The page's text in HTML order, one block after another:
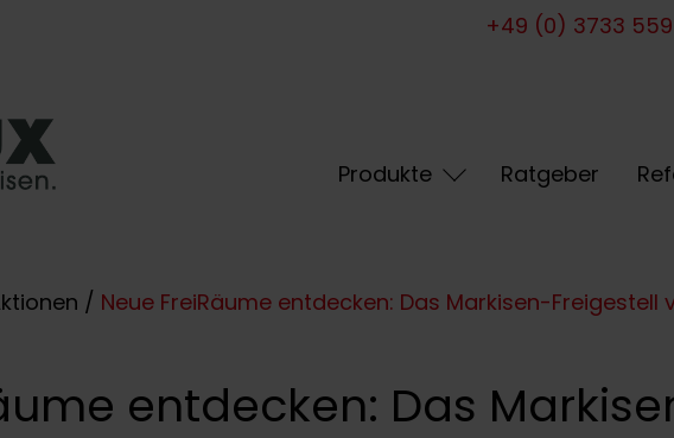
+49 (0) 3733
Produkte
Ratgeber
/ Neue FreiRäume entdecken: Das Markisen-Freigestell
entdecken: Das